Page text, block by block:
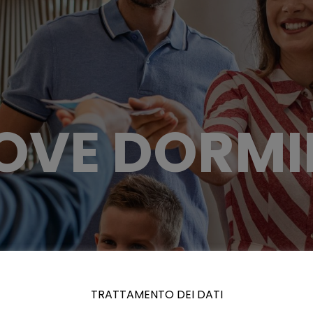
TRATTAMENTO DEI DATI